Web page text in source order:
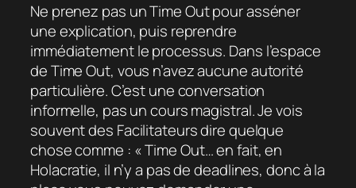
Ne prenez pas un Time Out pour asséner
une explication, puis reprendre
immédiatement le processus. Dans l’espace
de Time Out, vous n’avez aucune autorité
particulière. C’est une conversation
informelle, pas un cours magistral. Je vois
souvent des Facilitateurs dire quelque
chose comme : « Time Out… en fait, en
Holacratie, il n’y a pas de deadlines, donc à la